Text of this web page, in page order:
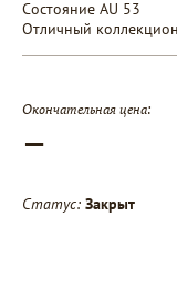
Состояние AU 53
Отличный
Окончательная цена:
—
Статус: Закрыт